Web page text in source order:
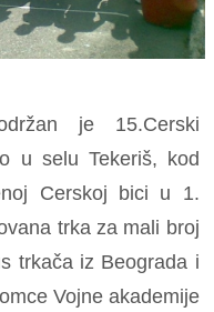
je 15.Cerski
u selu Tekeriš, kod
Cerskoj bici u 1.
trka za mali broj
trkača iz Beograda i
Vojne akademije